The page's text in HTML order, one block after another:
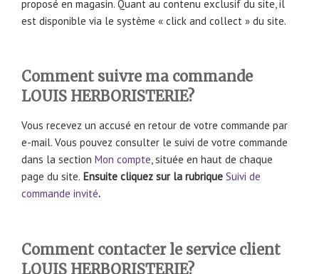
proposé en magasin. Quant au contenu exclusif du site, il
est disponible via le système « click and collect » du site.
Comment suivre ma commande
LOUIS HERBORISTERIE?
Vous recevez un accusé en retour de votre commande par
e-mail. Vous pouvez consulter le suivi de votre commande
dans la section Mon compte, située en haut de chaque
page du site. Ensuite cliquez sur la rubrique Suivi de
commande invité.
Comment contacter le service client
LOUIS HERBORISTERIE?